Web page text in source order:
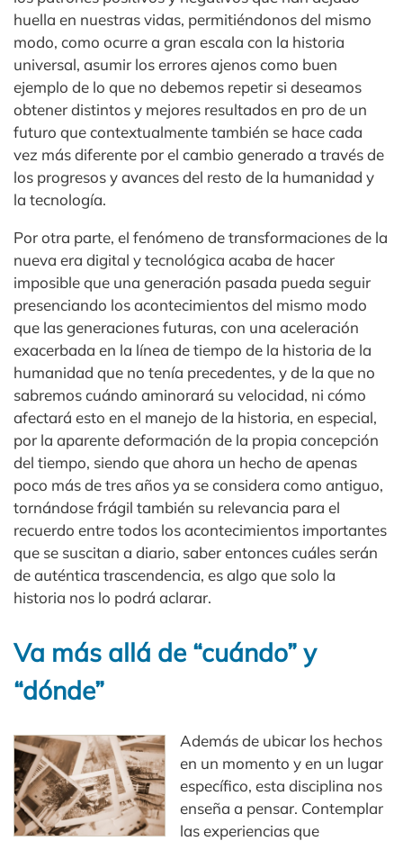
huella en nuestras vidas, permitiéndonos del mismo
modo, como ocurre a gran escala con la historia
universal, asumir los errores ajenos como buen
ejemplo de lo que no debemos repetir si deseamos
obtener distintos y mejores resultados en pro de un
futuro que contextualmente también se hace cada
vez más diferente por el cambio generado a través de
los progresos y avances del resto de la humanidad y
la tecnología.
Por otra parte, el fenómeno de transformaciones de la
nueva era digital y tecnológica acaba de hacer
imposible que una generación pasada pueda seguir
presenciando los acontecimientos del mismo modo
que las generaciones futuras, con una aceleración
exacerbada en la línea de tiempo de la historia de la
humanidad que no tenía precedentes, y de la que no
sabremos cuándo aminorará su velocidad, ni cómo
afectará esto en el manejo de la historia, en especial,
por la aparente deformación de la propia concepción
del tiempo, siendo que ahora un hecho de apenas
poco más de tres años ya se considera como antiguo,
tornándose frágil también su relevancia para el
recuerdo entre todos los acontecimientos importantes
que se suscitan a diario, saber entonces cuáles serán
de auténtica trascendencia, es algo que solo la
historia nos lo podrá aclarar.
Va más allá de “cuándo” y
“dónde”
Además de ubicar los hechos
en un momento y en un lugar
específico, esta disciplina nos
enseña a pensar. Contemplar
las experiencias que